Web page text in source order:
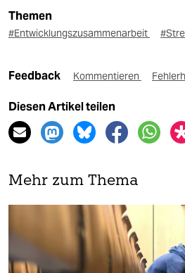
Themen
#Entwicklungszusammenarbeit
Feedback Kommentieren
Diesen Artikel teilen
Mehr zum Thema